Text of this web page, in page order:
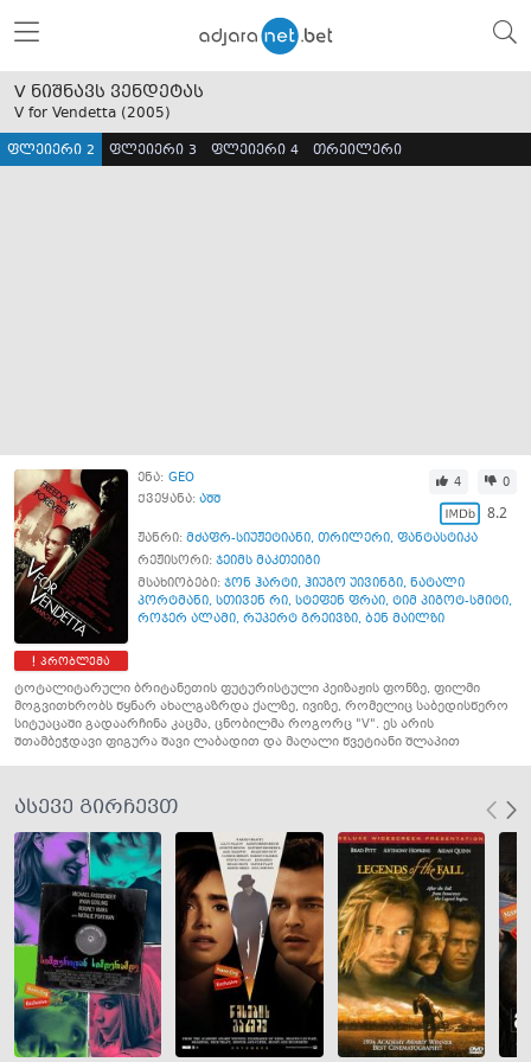
V ნიშნავს ვენდეტას
V for Vendetta (2005)
ფლეიერი 2 ფლეიერი 3 ფლეიერი 4 თრეილერი
პრობლემა
ენა: GEO
ქვეყანა: აშშ
4 0
8.2
ჟანრი: მძაფრ-სიუჟეტიანი, თრილერი, ფანტასტიკა
რეჟისორი: ჯეიმს მაკთეიგი
მსახიობები: ჯონ ჰარტი, ჰიუგო უივინგი, ნატალი
პორტმანი, სთივენ რი, სტეფენ ფრაი, ტიმ პიგოტ-სმიტი,
როჯერ ალამი, რუპერტ გრეივზი, ბენ მაილზი
ტოტალიტარული ბრიტანეთის ფუტურისტული პეიზაჟის ფონზე, ფილმი
მოგვითხრობს წყნარ ახალგაზრდა ქალზე, ივიზე, რომელიც საბედისწერო
სიტუაცაში გადაარჩინა კაცმა, ცნობილმა როგორც "V". ეს არის
შთამბეჭდავი ფიგურა შავი ლაბადით და მაღალი წვეტიანი შლაპით
ასევე გირჩევთ